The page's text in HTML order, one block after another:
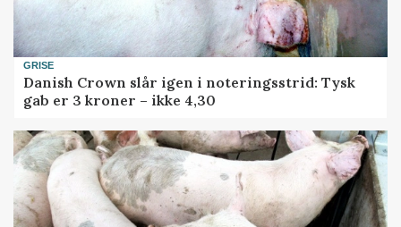
GRISE
Danish Crown slår igen i noteringsstrid: Tysk
gab er 3 kroner – ikke 4,30